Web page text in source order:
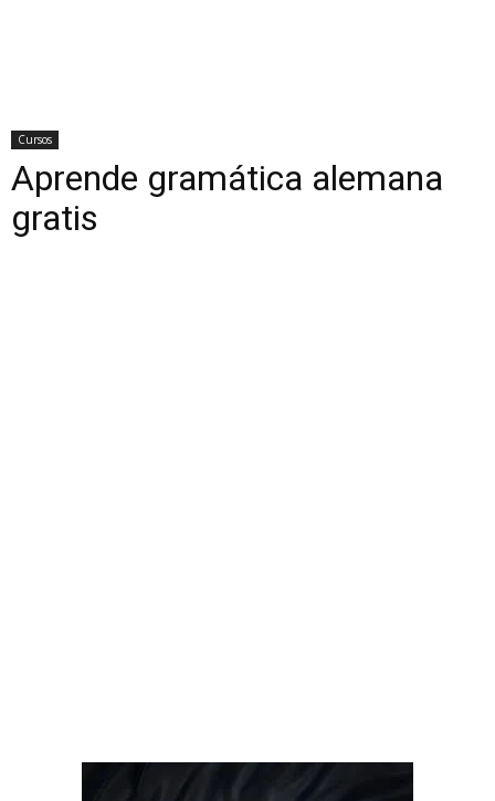
Cursos
Aprende gramática alemana
gratis